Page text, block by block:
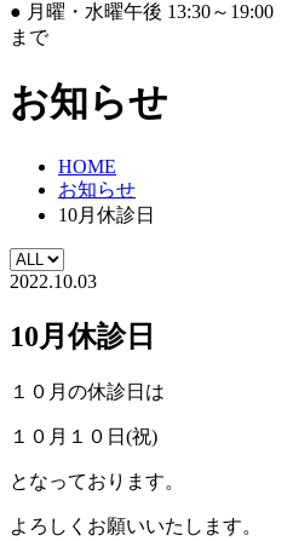
● 月曜・水曜午後 13:30～19:00
まで
お知らせ
HOME
お知らせ
10月休診日
2022.10.03
10月休診日
１０月の休診日は
１０月１０日(祝)
となっております。
よろしくお願いいたします。